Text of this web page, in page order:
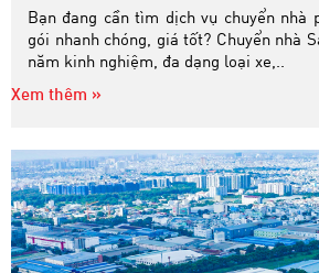
Bạn đang cần tìm dịch vụ chuyển nhà
gói nhanh chóng, giá tốt? Chuyển nhà
năm kinh nghiệm, đa dạng loại xe,..
Xem thêm »